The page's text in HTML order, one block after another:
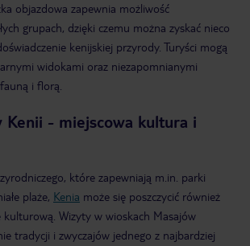
objazdowa zapewnia możliwość
grupach, dzięki czemu można zyskać nieco
kenijskiej przyrody. Turyści mogą
widokami oraz niezapomnianymi
i florą​.
Kenii - miejscowa kultura i
które zapewniają m.in. parki
plaże, Kenia może się poszczycić również
kulturową. Wizyty w wioskach Masajów
tradycji i zwyczajów jednego z najbardziej